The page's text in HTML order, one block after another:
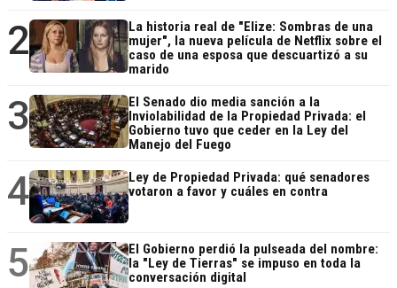
2
La historia real de "Elize: Sombras de una
mujer", la nueva película de Netflix sobre el
caso de una esposa que descuartizó a su
marido
3
El Senado dio media sanción a la
Inviolabilidad de la Propiedad Privada: el
Gobierno tuvo que ceder en la Ley del
Manejo del Fuego
4
Ley de Propiedad Privada: qué senadores
votaron a favor y cuáles en contra
5
El Gobierno perdió la pulseada del nombre:
la "Ley de Tierras" se impuso en toda la
conversación digital